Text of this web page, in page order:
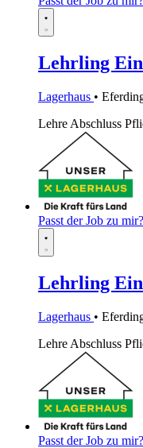
Lehrling
Lagerhaus •
Lehre Abschluss
Passt der Job zu mir?
Lehrling
Lagerhaus •
Lehre Abschluss
Passt der Job zu mir?